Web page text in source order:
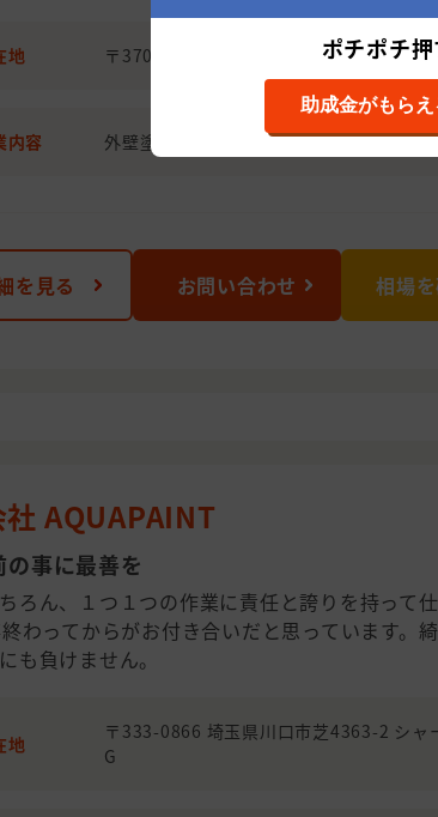
地 〒370-3511 群馬県高崎市金古町225-2
内容 外壁塗装・屋根塗装・リフォーム
を見る お問い合わせ 相場
AQUAPAINT
の事に最善を
ろん、１つ１つの作業に責任と誇りを持って
わってからがお付き合いだと思っています。
も負けません。
地
〒333-0866 埼玉県川口市芝4363-2 シャ
G
ポチポチ
助成金がもら